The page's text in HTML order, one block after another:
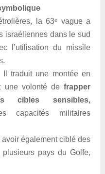
la 63ᵉ vague a
israéliennes dans le sud
l’utilisation du missile
Il traduit une montée en
une volonté de frapper
cibles sensibles,
capacités militaires
également ciblé des
pays du Golfe,